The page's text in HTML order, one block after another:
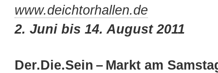
www.deichtorhallen.de
2. Juni bis 14. August 2011
Der.Die.Sein – Markt am